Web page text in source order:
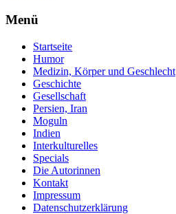
Menü
Startseite
Humor
Medizin, Körper und Geschlecht
Geschichte
Gesellschaft
Persien, Iran
Moguln
Indien
Interkulturelles
Specials
Die Autorinnen
Kontakt
Impressum
Datenschutzerklärung